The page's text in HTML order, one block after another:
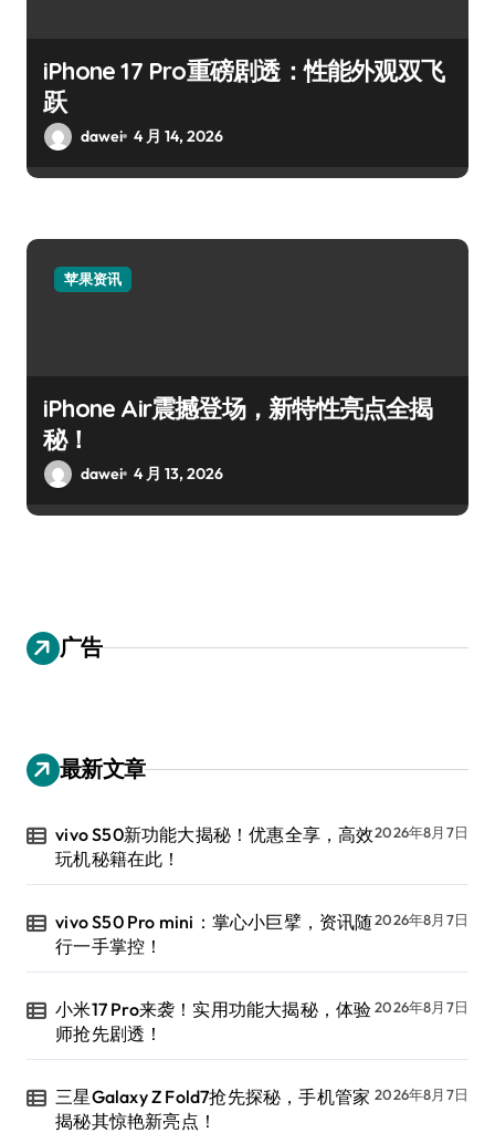
iPhone 17 Pro重磅剧透：性能外观双飞
跃
dawei 4 月 14, 2026
苹果资讯
iPhone Air震撼登场，新特性亮点全揭
秘！
dawei 4 月 13, 2026
广告
最新文章
vivo S50新功能大揭秘！优惠全享，高效
玩机秘籍在此！
2026年8月7日
vivo S50 Pro mini：掌心小巨擘，资讯随
行一手掌控！
2026年8月7日
小米17 Pro来袭！实用功能大揭秘，体验
师抢先剧透！
2026年8月7日
三星Galaxy Z Fold7抢先探秘，手机管家
揭秘其惊艳新亮点！
2026年8月7日